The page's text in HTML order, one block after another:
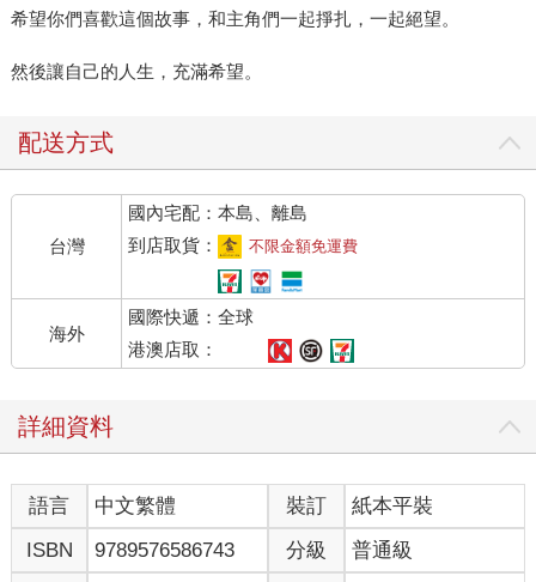
希望你們喜歡這個故事，和主角們一起掙扎，一起絕望。
然後讓自己的人生，充滿希望。
配送方式
台灣
國內宅配：本島、離島
到店取貨：
不限金額免運費
海外
國際快遞：全球
港澳店取：
詳細資料
語言 中文繁體 裝訂
紙本平裝
ISBN
9789576586743 分級 普通級